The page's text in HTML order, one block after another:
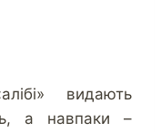
видають
а навпаки –